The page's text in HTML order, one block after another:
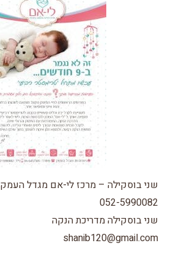
שני בוסקילה – מרכז לי-אם מגדל העמק
052-5990082
שני בוסקילה מדריכת הנקה
shanib120@gmail.com